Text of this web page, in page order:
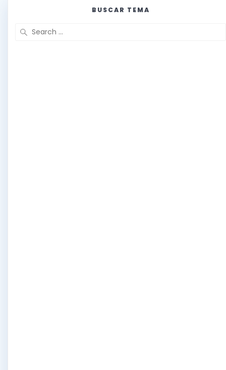
BUSCAR TEMA